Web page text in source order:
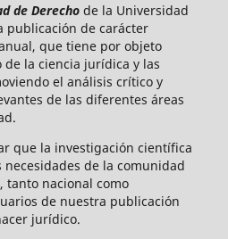
de Derecho de la Universidad
publicación de carácter
que tiene por objeto
la ciencia jurídica y las
el análisis crítico y
de las diferentes áreas
que la investigación científica
de la comunidad
tanto nacional como
de nuestra publicación
jurídico.